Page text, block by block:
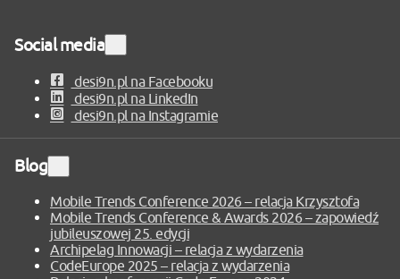
Social media Rozwiń
sekcję
desi9n.pl na Facebooku
desi9n.pl na LinkedIn
desi9n.pl na Instagramie
Blog Rozwiń
sekcję
Mobile Trends Conference 2026 – relacja Krzysztofa
Mobile Trends Conference & Awards 2026 – zapowiedź
jubileuszowej 25. edycji
Archipelag Innowacji – relacja z wydarzenia
CodeEurope 2025 – relacja z wydarzenia